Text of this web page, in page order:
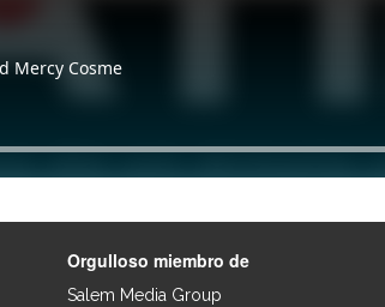
Orgulloso miembro de
Salem Media Group